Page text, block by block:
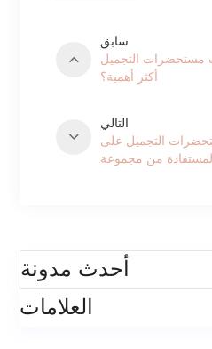
سابق
مستحضرات التجميل
أكثر أهمية؟
التالي
التجميل على
من مجموعة
أحدث مدونة
العلامات